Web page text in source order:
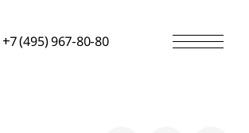
+7 (495) 967-80-80